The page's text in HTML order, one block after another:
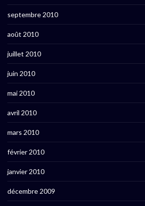
septembre 2010
août 2010
juillet 2010
juin 2010
mai 2010
avril 2010
mars 2010
février 2010
janvier 2010
décembre 2009